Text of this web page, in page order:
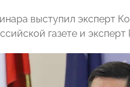
выступил эксперт
газете и